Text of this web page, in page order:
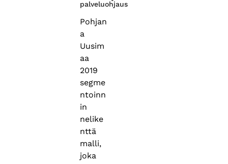
palveluohjaus
Pohjan
a
Uusim
aa
2019
segme
ntoinn
in
nelike
nttä
malli,
joka